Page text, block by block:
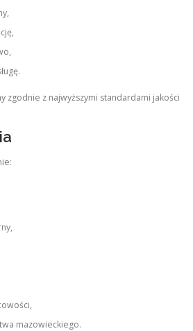
zgodnie z najwyższymi standardami jakości
mazowieckiego.